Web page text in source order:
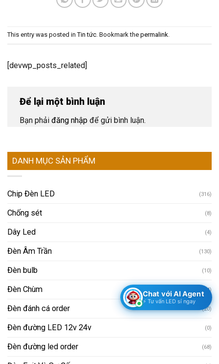
This entry was posted inTin tức. Bookmark the permalink.
[devwp_posts_related]
Để lại một bình luận
Bạn phải đăng nhập để gửi bình luận.
DANH MỤC SẢN PHẨM
Chip Đèn LED (316)
Chống sét (8)
Dây Led (4)
Đèn Âm Trần (130)
Đèn bulb (10)
Đèn Chùm (4)
Đèn đánh cá order (20)
Đèn đường LED 12v 24v (0)
Đèn đường led order (68)
Chat với AI Agent
⚡ Tư vấn LED sỉ ngay